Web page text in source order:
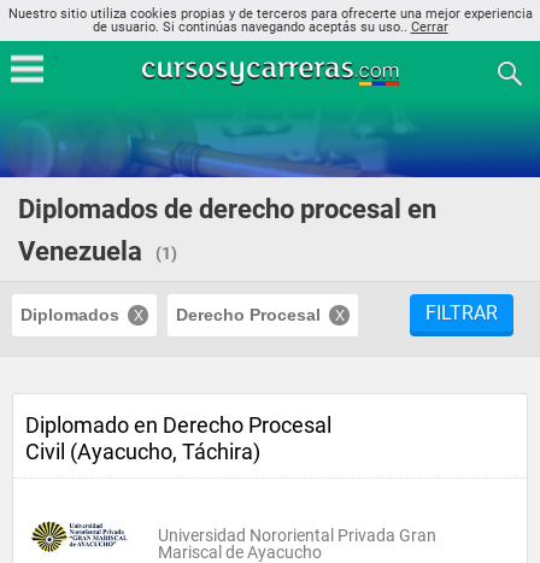
Nuestro sitio utiliza cookies propias y de terceros para ofrecerte una mejor experiencia
de usuario. Si continúas navegando aceptás su uso.. Cerrar
Diplomados de derecho procesal en
Venezuela
(1)
Diplomados Derecho Procesal FILTRAR
Diplomado en Derecho Procesal
Civil (Ayacucho, Táchira)
Universidad Nororiental Privada Gran
Mariscal de Ayacucho